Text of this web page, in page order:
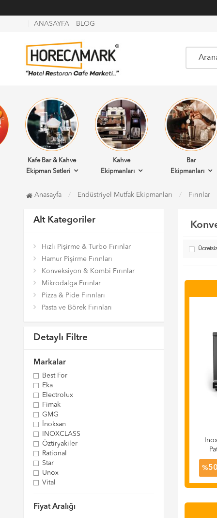
ANASAYFA BLOG
Kafe Bar & Kahve
Ekipman Setleri
Kahve
Ekipmanları
Bar
Ekipmanları
Anasayfa Endüstriyel Mutfak Ekipmanları Fırınlar
Alt Kategoriler
Hızlı Pişirme & Turbo Fırınlar
Hamur Pişirme Fırınları
Konveksiyon & Kombi Fırınlar
Mikrodalga Fırınlar
Pizza & Pide Fırınları
Pasta ve Börek Fırınları
Detaylı Filtre
Markalar
Best For
Eka
Electrolux
Fimak
GMG
İnoksan
INOXCLASS
Öztiryakiler
Rational
Star
Unox
Vital
Fiyat Aralığı
%50